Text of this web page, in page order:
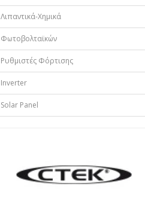
Λιπαντικά-Χημικά
Φωτοβολταϊκών
Ρυθμιστές Φόρτισης
Inverter
Solar Panel